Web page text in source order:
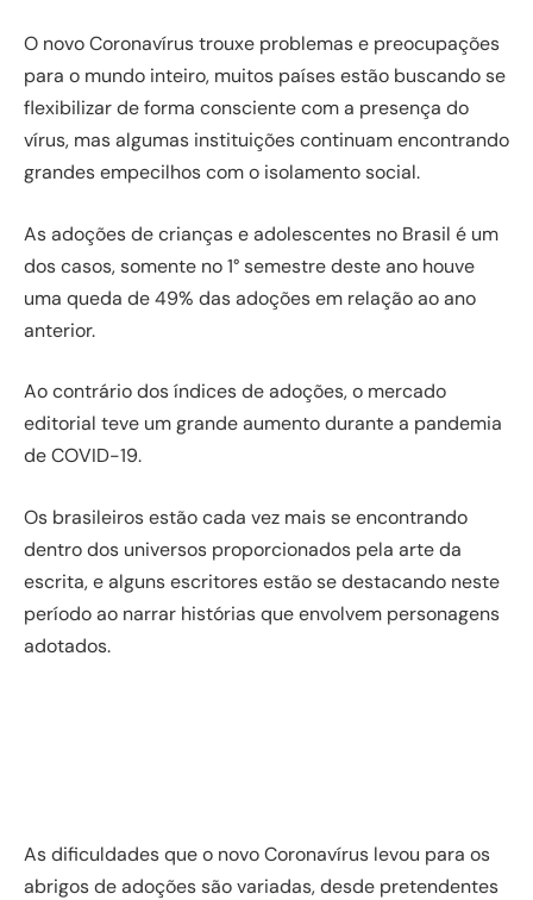
O novo Coronavírus trouxe problemas e preocupações
para o mundo inteiro, muitos países estão buscando se
flexibilizar de forma consciente com a presença do
vírus, mas algumas instituições continuam encontrando
grandes empecilhos com o isolamento social.
As adoções de crianças e adolescentes no Brasil é um
dos casos, somente no 1° semestre deste ano houve
uma queda de 49% das adoções em relação ao ano
anterior.
Ao contrário dos índices de adoções, o mercado
editorial teve um grande aumento durante a pandemia
de COVID-19.
Os brasileiros estão cada vez mais se encontrando
dentro dos universos proporcionados pela arte da
escrita, e alguns escritores estão se destacando neste
período ao narrar histórias que envolvem personagens
adotados.
As dificuldades que o novo Coronavírus levou para os
abrigos de adoções são variadas, desde pretendentes